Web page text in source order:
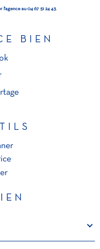
l'agence au 04 67 51 24 43.
BIEN